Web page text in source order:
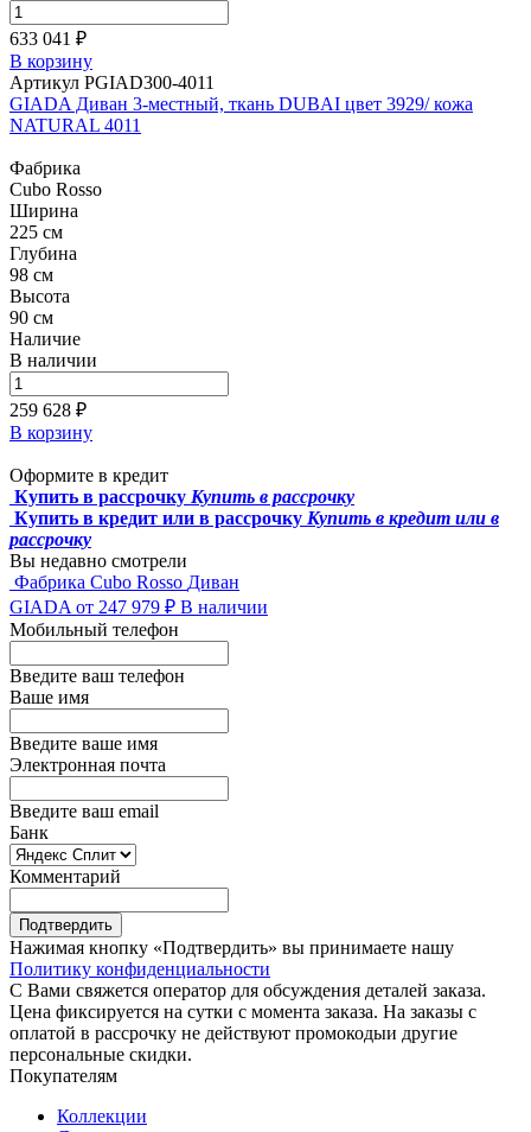
633 041 ₽
В корзину
Артикул PGIAD300-4011
GIADA Диван 3-местный, ткань DUBAI цвет 3929/ кожа
NATURAL 4011
Фабрика
Cubo Rosso
Ширина
225 см
Глубина
98 см
Высота
90 см
Наличие
В наличии
259 628 ₽
В корзину
Оформите в кредит
Купить в рассрочку Купить в рассрочку
Купить в кредит или в рассрочку Купить в кредит или в
рассрочку
Вы недавно смотрели
Фабрика Cubo Rosso Диван
GIADA от 247 979 ₽ В наличии
Мобильный телефон
Введите ваш телефон
Ваше имя
Введите ваше имя
Электронная почта
Введите ваш email
Банк
Комментарий
Подтвердить
Нажимая кнопку «Подтвердить» вы принимаете нашу
Политику конфиденциальности
С Вами свяжется оператор для обсуждения деталей заказа.
Цена фиксируется на сутки с момента заказа. На заказы с
оплатой в рассрочку не действуют промокодыи другие
персональные скидки.
Покупателям
Коллекции